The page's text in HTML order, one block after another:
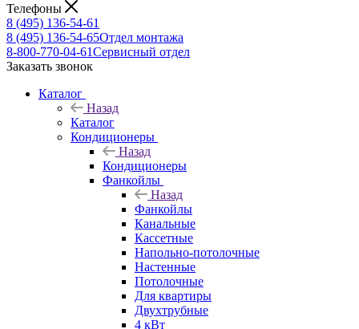
Телефоны
8 (495) 136-54-61
8 (495) 136-54-65Отдел монтажа
8-800-770-04-61Сервисный отдел
Заказать звонок
Каталог
Назад
Каталог
Кондиционеры
Назад
Кондиционеры
Фанкойлы
Назад
Фанкойлы
Канальные
Кассетные
Напольно-потолочные
Настенные
Потолочные
Для квартиры
Двухтрубные
4 кВт